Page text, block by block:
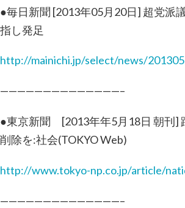
●毎日新聞 [2013年05月20日] 超党
指し発足
http://mainichi.jp/select/news/
——————————————–
●東京新聞 [2013年年5月18日 朝
削除を:社会(TOKYO Web)
http://www.tokyo-np.co.jp/article/
——————————————–